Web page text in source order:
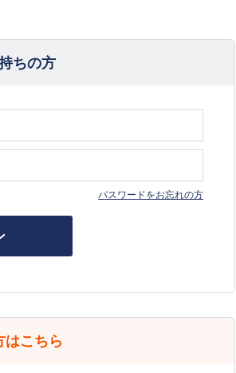
ちの方
パスワードをお忘れの方
はこちら